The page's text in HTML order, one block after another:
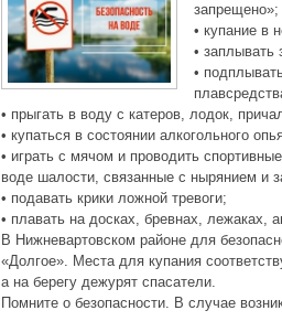
запрещено»;
• купание в
• заплывать
•
• прыгать в воду с катеров, лодок,
• купаться в состоянии алкогольного
• играть с мячом и проводить
воде шалости, связанные с нырянием и
• подавать крики ложной тревоги;
• плавать на досках, бревнах, лежаках,
В Нижневартовском районе для
«Долгое». Места для купания
а на берегу дежурят спасатели.
Помните о безопасности. В случае